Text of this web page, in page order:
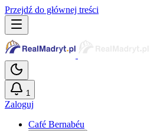
Przejdź do głównej treści
1
Zaloguj
Café Bernabéu